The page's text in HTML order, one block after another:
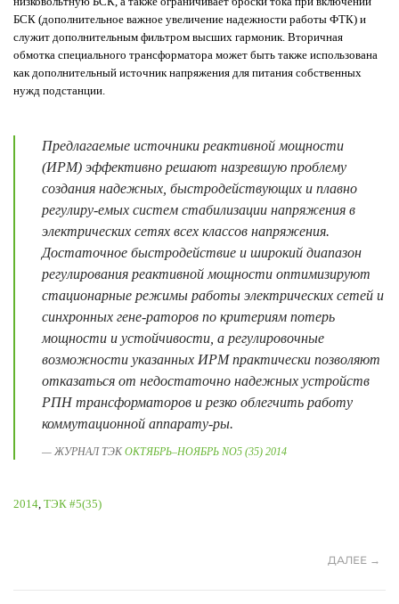
БСК (дополнительное важное увеличение надежности работы ФТК) и
служит дополнительным фильтром высших гармоник. Вторичная
обмотка специального трансформатора может быть также использована
как дополнительный источник напряжения для питания собственных
нужд подстанции.
Предлагаемые источники реактивной мощности
(ИРМ) эффективно решают назревшую проблему
создания надежных, быстродействующих и плавно
регулиру-емых систем стабилизации напряжения в
электрических сетях всех классов напряжения.
Достаточное быстродействие и широкий диапазон
регулирования реактивной мощности оптимизируют
стационарные режимы работы электрических сетей и
синхронных гене-раторов по критериям потерь
мощности и устойчивости, а регулировочные
возможности указанных ИРМ практически позволяют
отказаться от недостаточно надежных устройств
РПН трансформаторов и резко облегчить работу
коммутационной аппарату-ры.
ЖУРНАЛ ТЭКОКТЯБРЬ–НОЯБРЬ NO5 (35) 2014
2014 ТЭК #5(35)
ДАЛЕЕ →